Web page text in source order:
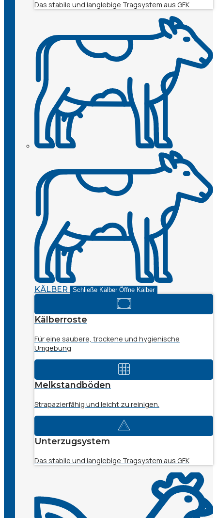
Das stabile und langlebige Tragsystem aus GFK
KÄLBER Schließe Kälber Öffne Kälber
Kälberroste
Für eine saubere, trockene und hygienische
Umgebung
Melkstandböden
Strapazierfähig und leicht zu reinigen.
Unterzugsystem
Das stabile und langlebige Tragsystem aus GFK